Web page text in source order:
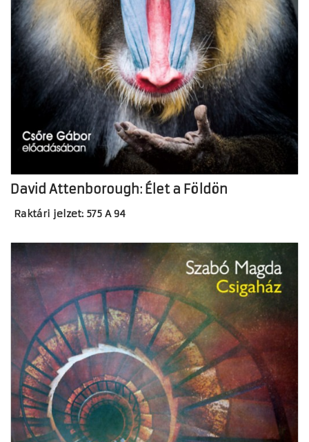
David Attenborough: Élet a Földön
Raktári jelzet: 575 A 94